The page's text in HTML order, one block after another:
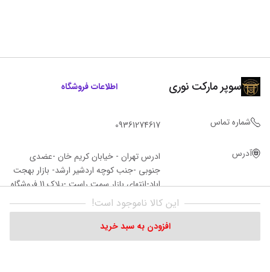
این کالا ناموجود است!
افزودن به سبد خرید
سوپر مارکت نوری اطلاعات فروشگاه
شماره تماس 09361274617
آدرس
ادرس تهران - خیابان کریم خان -عضدی
جنوبی -جنب کوچه اردشیر ارشد- بازار بهجت
اباد-انتهای بازار سمت راست -پلاک 11 فروشگاه‌
نوری